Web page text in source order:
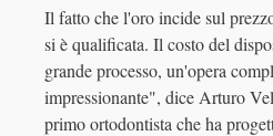
Il fatto che l'oro incide sul
si è qualificata. Il costo del
grande processo, un'opera
impressionante", dice Arturo
primo ortodontista che ha